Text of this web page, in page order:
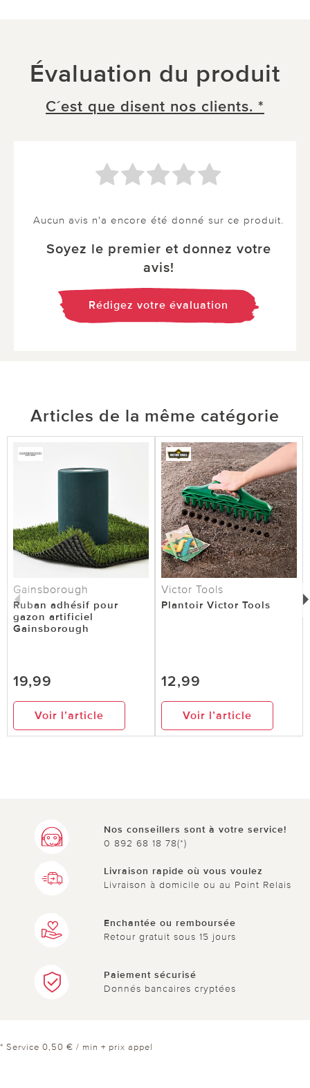
Évaluation du produit
C´est que disent nos clients. *
Aucun avis n'a encore été donné sur ce produit.
Soyez le premier et donnez votre
avis!
Rédigez votre évaluation
Articles de la même catégorie
Gainsborough
Ruban adhésif pour
gazon artificiel
Gainsborough
19,99
Voir l’article
Victor Tools
Plantoir Victor Tools
12,99
Voir l’article
Nos conseillers sont à votre service!
0 892 68 18 78(*)
Livraison rapide où vous voulez
Livraison à domicile ou au Point Relais
Enchantée ou remboursée
Retour gratuit sous 15 jours
Paiement sécurisé
Donnés bancaires cryptées
* Service 0,50 € / min + prix appel